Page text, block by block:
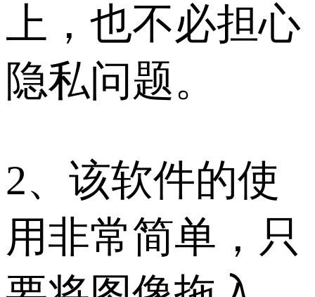
上，也不必担心
隐私问题。
2、该软件的使
用非常简单，只